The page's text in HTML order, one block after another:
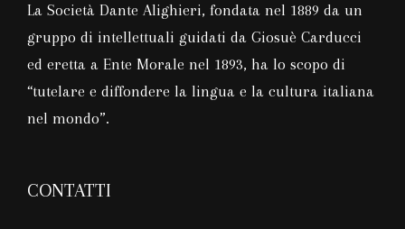
La Società Dante Alighieri, fondata nel 1889 da un
gruppo di intellettuali guidati da Giosuè Carducci
ed eretta a Ente Morale nel 1893, ha lo scopo di
“tutelare e diffondere la lingua e la cultura italiana
nel mondo”.
CONTATTI